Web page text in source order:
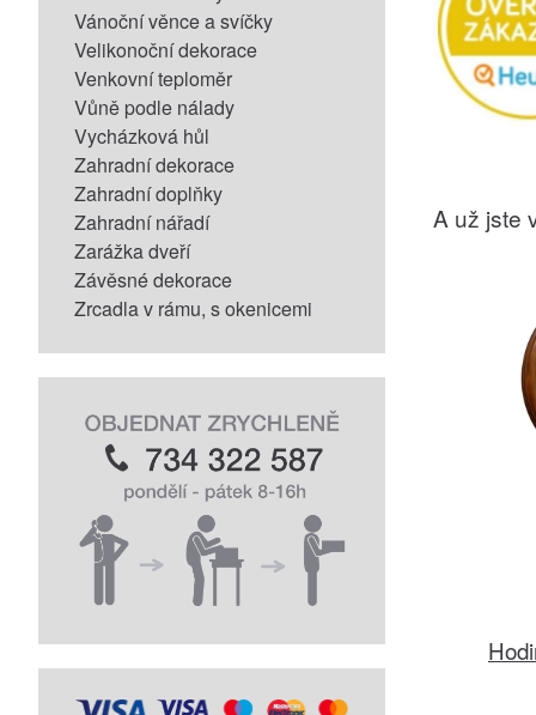
Vánoční věnce a svíčky
Velikonoční dekorace
Venkovní teploměr
Vůně podle nálady
Vycházková hůl
Zahradní dekorace
Zahradní doplňky
Zahradní nářadí
Zarážka dveří
Závěsné dekorace
Zrcadla v rámu, s okenicemi
A už jste